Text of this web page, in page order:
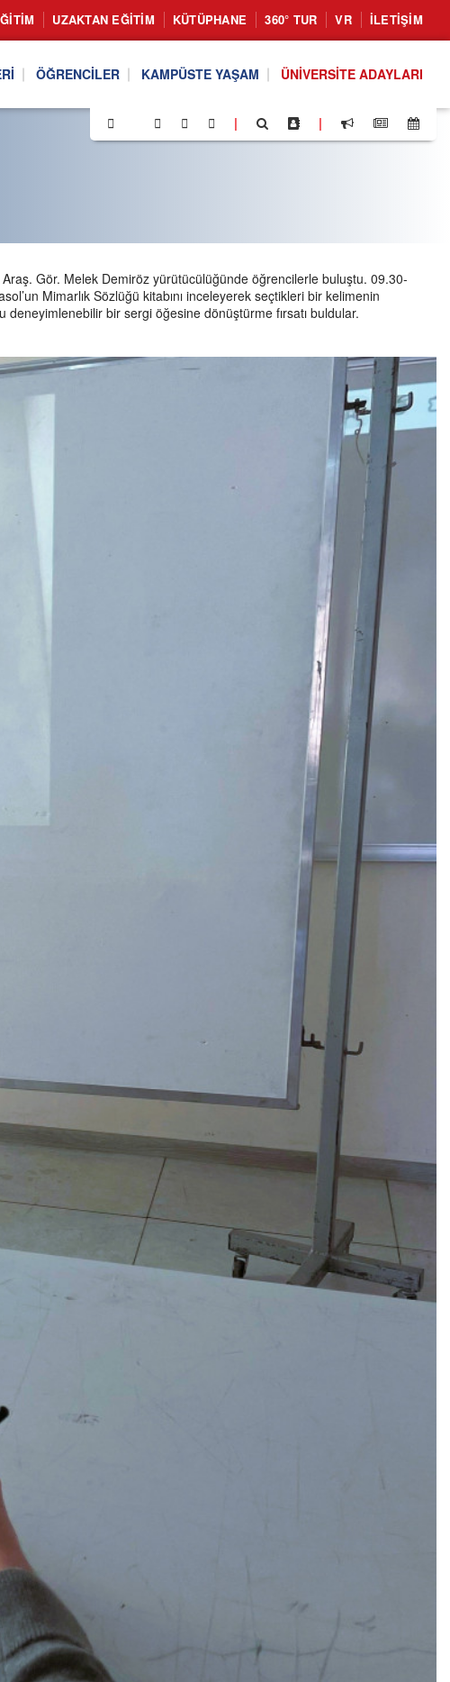
UZAKTAN EĞITIM KÜTÜPHANE 360° TUR VR İLETIŞIM
ÖĞRENCILER KAMPÜSTE YAŞAM ÜNIVERSITE ADAYLARI
| |
Gör. Melek Demiröz yürütücülüğünde öğrencilerle buluştu. 09.30-
Mimarlık Sözlüğü kitabını inceleyerek seçtikleri bir kelimenin
bir sergi öğesine dönüştürme fırsatı buldular.